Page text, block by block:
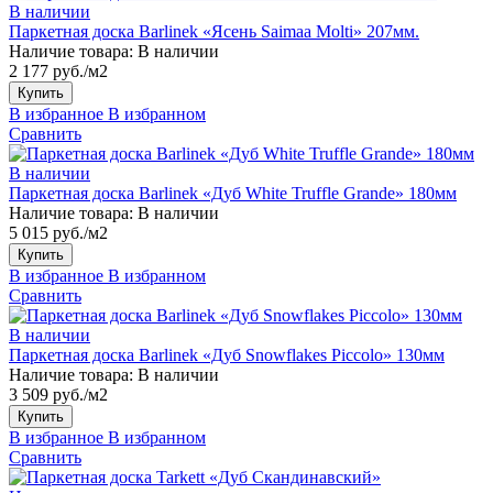
В наличии
Паркетная доска Barlinek «Ясень Saimaa Molti» 207мм.
Наличие товара: В наличии
2 177 руб./м2
Купить
В избранное В избранном
Сравнить
В наличии
Паркетная доска Barlinek «Дуб White Truffle Grande» 180мм
Наличие товара: В наличии
5 015 руб./м2
Купить
В избранное В избранном
Сравнить
В наличии
Паркетная доска Barlinek «Дуб Snowflakes Piccolo» 130мм
Наличие товара: В наличии
3 509 руб./м2
Купить
В избранное В избранном
Сравнить